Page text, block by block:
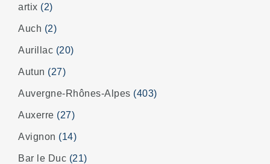
artix (2)
Auch (2)
Aurillac (20)
Autun (27)
Auvergne-Rhônes-Alpes (403)
Auxerre (27)
Avignon (14)
Bar le Duc (21)